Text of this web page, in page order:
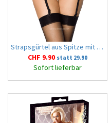
Strapsgürtel aus Spitze mit Perlen 2XL schwarz
CHF 9.90 statt 29.90
Sofort lieferbar